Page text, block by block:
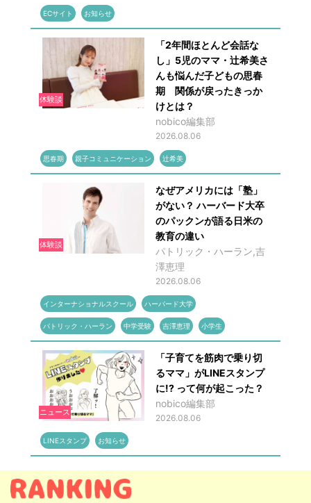
ECサイト お知らせ
体験談
「2年間ほとんど会話な
し」5児のママ・辻希美さ
んも悩んだ子どもの思春
期 関係が戻ったきっか
けとは？
nobico編集部
2026.08.06
思春期 親子コミュニケーション 辻希美
体験談
なぜアメリカには「塾」
がない？ ハーバード大卒
のパックンが語る日米の
教育の違い
パトリック・ハーラン,吉
澤恵理
2026.08.06
インターナショナルスクール ハーバード大学
パトリック・ハーラン 中学受験 吉澤恵理 小学生
ニュース
「子育てを筋肉で乗り切
るママ」がLINEスタンプ
に!? って何が起こった？
nobico編集部
2026.08.06
LINEスタンプ お知らせ